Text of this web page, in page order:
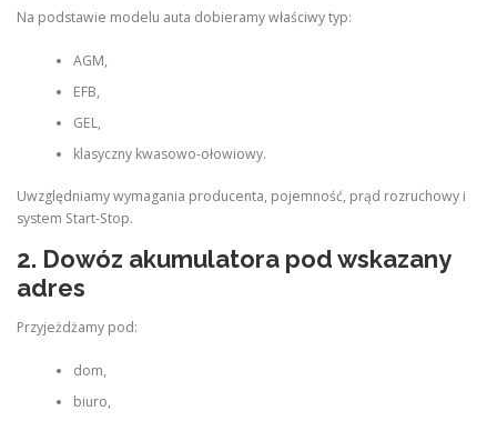
Na podstawie modelu auta dobieramy właściwy typ:
AGM,
EFB,
GEL,
klasyczny kwasowo-ołowiowy.
Uwzględniamy wymagania producenta, pojemność, prąd rozruchowy i
system Start-Stop.
2. Dowóz akumulatora pod wskazany
adres
Przyjeżdżamy pod:
dom,
biuro,